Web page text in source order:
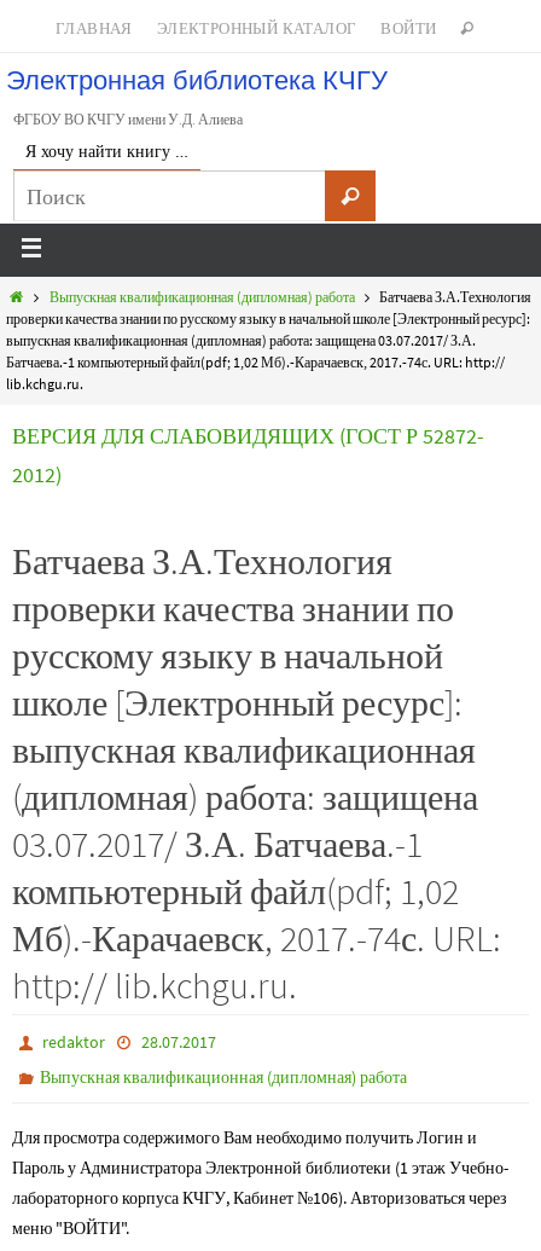
ГЛАВНАЯ ЭЛЕКТРОННЫЙ КАТАЛОГ ВОЙТИ
Электронная библиотека КЧГУ
ФГБОУ ВО КЧГУ имени У.Д. Алиева
Я хочу найти книгу …
Выпускная квалификационная (дипломная) работа
Батчаева З.А.Технология
проверки качества знании по русскому языку в начальной школе [Электронный ресурс]:
выпускная квалификационная (дипломная) работа: защищена 03.07.2017/ З.А.
Батчаева.-1 компьютерный файл(pdf; 1,02 Мб).-Карачаевск, 2017.-74с. URL: http://
lib.kchgu.ru.
ВЕРСИЯ ДЛЯ СЛАБОВИДЯЩИХ (ГОСТ Р 52872-
2012)
Батчаева З.А.Технология
проверки качества знании по
русскому языку в начальной
школе [Электронный ресурс]:
выпускная квалификационная
(дипломная) работа: защищена
03.07.2017/ З.А. Батчаева.-1
компьютерный файл(pdf; 1,02
Мб).-Карачаевск, 2017.-74с. URL:
http:// lib.kchgu.ru.
redaktor
28.07.2017
Выпускная квалификационная (дипломная) работа
Для просмотра содержимого Вам необходимо получить Логин и
Пароль у Администратора Электронной библиотеки (1 этаж Учебно-
лабораторного корпуса КЧГУ, Кабинет №106). Авторизоваться через
меню "ВОЙТИ".